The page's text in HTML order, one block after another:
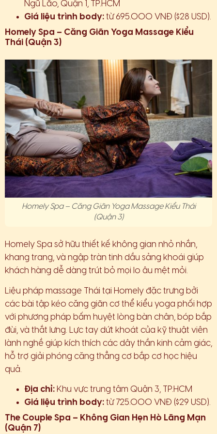
Ngũ Lão, Quận 1, TP.HCM
Giá liệu trình body: từ 695.000 VNĐ ($28 USD).
Homely Spa – Căng Giãn Yoga Massage Kiểu
Thái (Quận 3)
Homely Spa – Căng Giãn Yoga Massage Kiểu Thái
(Quận 3)
Homely Spa sở hữu thiết kế không gian nhỏ nhắn,
khang trang, và ngập tràn tinh dầu sảng khoái giúp
khách hàng dễ dàng trút bỏ mọi lo âu mệt mỏi.
Liệu pháp massage Thái tại Homely đặc trưng bởi
các bài tập kéo căng giãn cơ thể kiểu yoga phối hợp
với phương pháp bấm huyệt lòng bàn chân, bóp bắp
đùi, và thắt lưng. Lực tay dứt khoát của kỹ thuật viên
lành nghề giúp kích thích các dây thần kinh cảm giác,
hỗ trợ giải phóng căng thẳng cơ bắp cơ học hiệu
quả.
Địa chỉ: Khu vực trung tâm Quận 3, TP.HCM
Giá liệu trình body: từ 725.000 VNĐ ($29 USD).
The Couple Spa – Không Gian Hẹn Hò Lãng Mạn
(Quận 7)